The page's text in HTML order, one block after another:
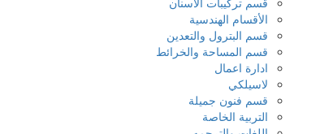
الأقسام الهندسية
قسم البترول والتعدين
قسم المساحة والخرائط
ادارة اعمال
لاسيلكي
قسم فنون جميلة
التربية الخاصة